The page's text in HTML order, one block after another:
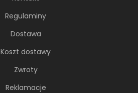
Regulaminy
Dostawa
Koszt dostawy
Zwroty
Reklamacje